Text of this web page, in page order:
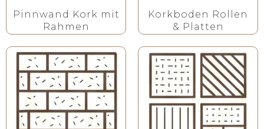
Pinnwand Kork mit
Rahmen
Korkboden Rollen
& Platten